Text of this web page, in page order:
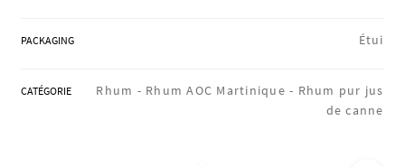
COFFRETS & CADEAUX
PACKAGING Étui
CATÉGORIE Rhum - Rhum AOC Martinique - Rhum pur jus
de canne